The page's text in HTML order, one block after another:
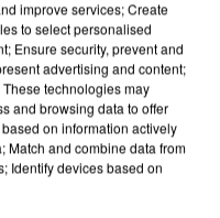
improve services; Create
to select personalised
Ensure security, prevent and
advertising and content;
technologies may
and browsing data to offer
on information actively
Match and combine data from
Identify devices based on